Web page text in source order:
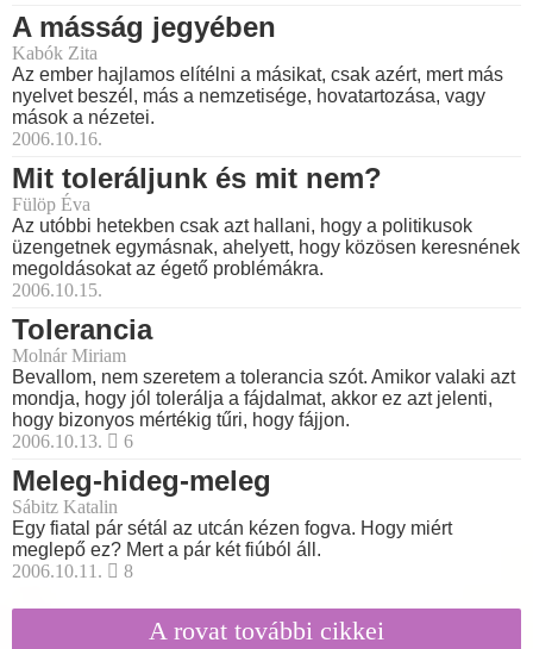
A másság jegyében
Kabók Zita
Az ember hajlamos elítélni a másikat, csak azért, mert más
nyelvet beszél, más a nemzetisége, hovatartozása, vagy
mások a nézetei.
2006.10.16.
Mit toleráljunk és mit nem?
Fülöp Éva
Az utóbbi hetekben csak azt hallani, hogy a politikusok
üzengetnek egymásnak, ahelyett, hogy közösen keresnének
megoldásokat az égető problémákra.
2006.10.15.
Tolerancia
Molnár Miriam
Bevallom, nem szeretem a tolerancia szót. Amikor valaki azt
mondja, hogy jól tolerálja a fájdalmat, akkor ez azt jelenti,
hogy bizonyos mértékig tűri, hogy fájjon.
2006.10.13.
6
Meleg-hideg-meleg
Sábitz Katalin
Egy fiatal pár sétál az utcán kézen fogva. Hogy miért
meglepő ez? Mert a pár két fiúból áll.
2006.10.11.
8
A rovat további cikkei